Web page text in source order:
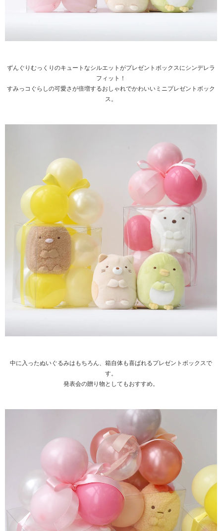
ずんぐりむっくりのキュートなシルエットがプレゼントボックスにシンデレラ
フィット！
すみっコぐらしの可愛さが倍増するおしゃれでかわいいミニプレゼントボック
ス。
中に入ったぬいぐるみはもちろん、箱自体も喜ばれるプレゼントボックスで
す。
発表会の贈り物としてもおすすめ。